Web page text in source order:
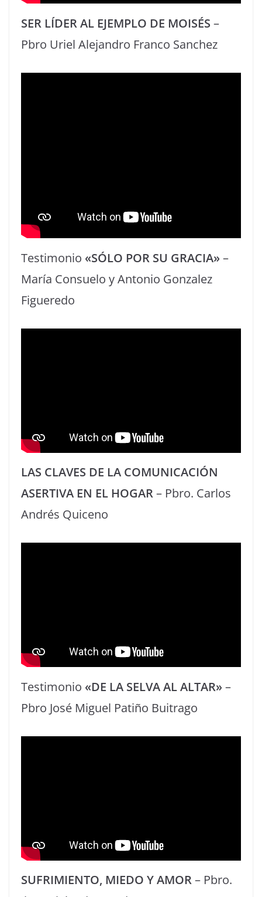
SER LÍDER AL EJEMPLO DE MOISÉS –
Pbro Uriel Alejandro Franco Sanchez
Testimonio «SÓLO POR SU GRACIA»–
María Consuelo y Antonio Gonzalez
Figueredo
LAS CLAVES DE LA COMUNICACIÓN
ASERTIVA EN EL HOGAR– Pbro. Carlos
Andrés Quiceno
Testimonio «DE LA SELVA AL ALTAR»–
Pbro José Miguel Patiño Buitrago
SUFRIMIENTO, MIEDO Y AMOR– Pbro.